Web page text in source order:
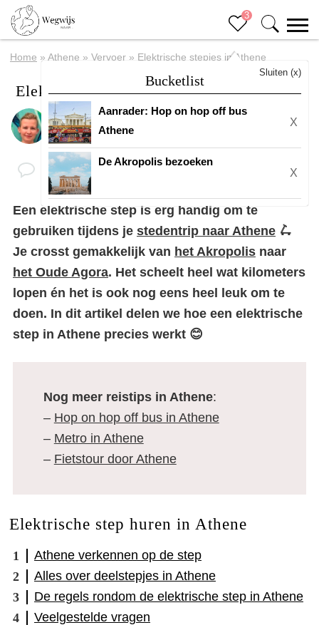
3
Bucketlist
Sluiten (x)
Aanrader: Hop on hop off bus
Athene
X
De Akropolis bezoeken
X
Home » Athene » Vervoer » Elektrische stepjes in Athene
Elektrische stepjes in Athene
DoorMargreth
Een elektrische step is erg handig om te
gebruiken tijdens je stedentrip naar Athene 🛴
Je crosst gemakkelijk van het Akropolis naar
het Oude Agora. Het scheelt heel wat kilometers
lopen én het is ook nog eens heel leuk om te
doen. In dit artikel delen we hoe een elektrische
step in Athene precies werkt 😊
Nog meer reistips in Athene:
– Hop on hop off bus in Athene
– Metro in Athene
– Fietstour door Athene
Elektrische step huren in Athene
Athene verkennen op de step
Alles over deelstepjes in Athene
De regels rondom de elektrische step in Athene
Veelgestelde vragen